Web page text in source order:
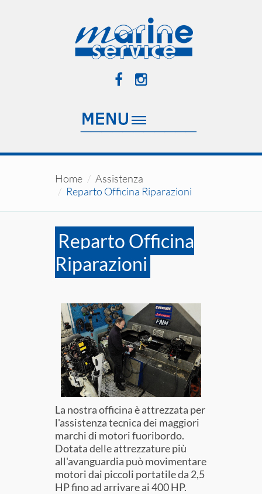
Home
Assistenza
Reparto Officina Riparazioni
Reparto Officina
Riparazioni
La nostra officina è attrezzata per
l'assistenza tecnica dei maggiori
marchi di motori fuoribordo.
Dotata delle attrezzature più
all'avanguardia può movimentare
motori dai piccoli portatile da 2,5
HP fino ad arrivare ai 400 HP.